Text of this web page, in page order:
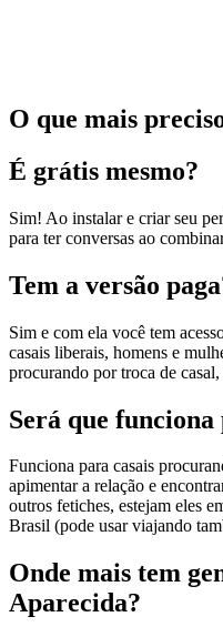
O que mais
É grátis mesmo?
Sim! Ao instalar e criar seu
para ter conversas ao
Tem a versão
Sim e com ela você tem
casais liberais, homens e
procurando por troca de
Será que
Funciona para casais
apimentar a relação e
outros fetiches, estejam eles
Brasil (pode usar viajando
Onde mais tem
Aparecida?